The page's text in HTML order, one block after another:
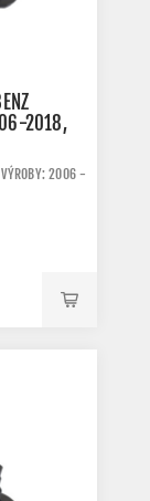
2018,
VÝROBY: 2006 -